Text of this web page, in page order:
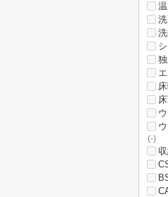
(-)